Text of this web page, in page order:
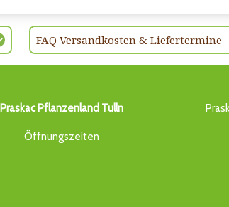
FAQ Versandkosten & Liefertermine
Praskac Pflanzenland Tulln
Öffnungszeiten